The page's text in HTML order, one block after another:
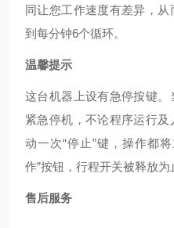
同让您工作速度有差异，
到每分钟6个循环。
温馨提示
这台机器上设有急停按键
紧急停机，不论程序运行
动一次“停止”键，操作都
作”按钮，行程开关被释放为
售后服务